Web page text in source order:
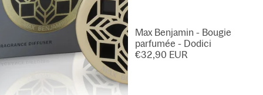
Max Benjamin - Bougie
parfumée - Dodici
€32,90 EUR